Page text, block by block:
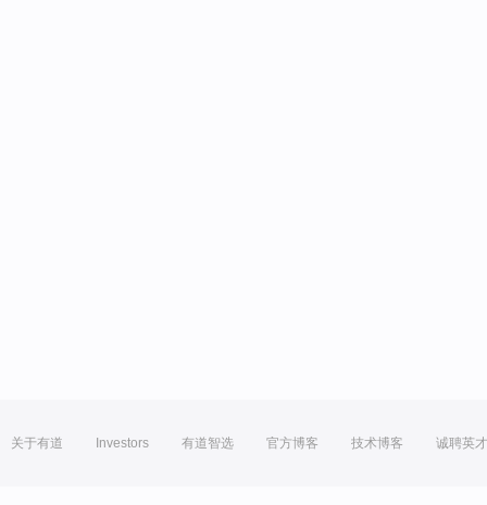
关于有道 Investors 有道智选 官方博客 技术博客 诚聘英才